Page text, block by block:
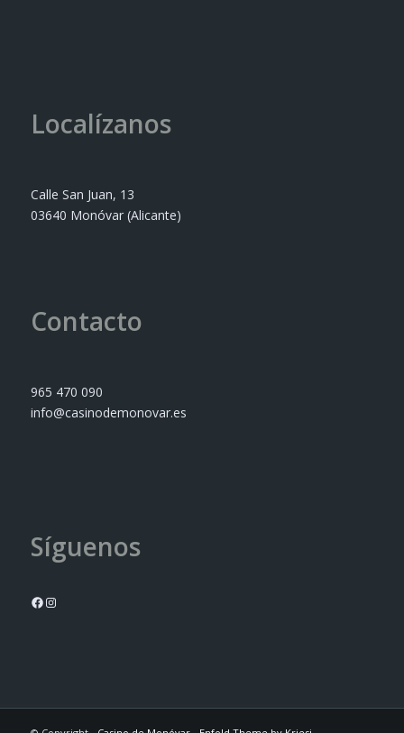
Localízanos
Calle San Juan, 13
03640 Monóvar (Alicante)
Contacto
965 470 090
info@casinodemonovar.es
Síguenos